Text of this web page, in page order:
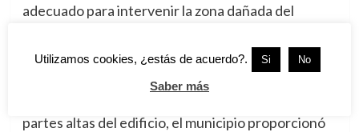
adecuado para intervenir la zona dañada del
posteriormente ante las autoridades federales
para obtener las autorizaciones correspondientes.
partes altas del edificio, el municipio proporcionó
Utilizamos cookies, ¿estás de acuerdo?. Si No
Saber más